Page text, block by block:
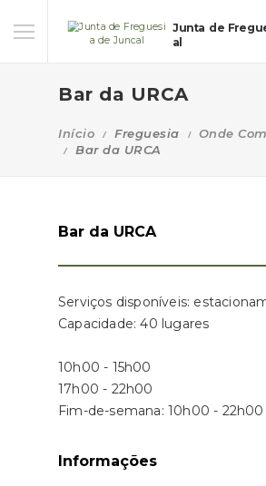
Junta de
al
Bar da URCA
Início Freguesia
Onde
Bar da URCA
Bar da URCA
Serviços disponíveis:
Capacidade: 40 lugares
10h00 - 15h00
17h00 - 22h00
Fim-de-semana: 10h00 - 22h00
Informações